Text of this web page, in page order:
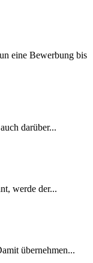
eine Bewerbung bis
darüber...
werde der...
übernehmen...